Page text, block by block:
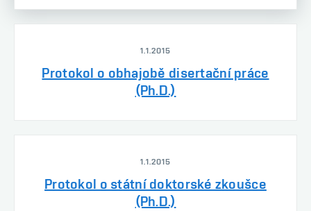
1.1.2015
Protokol o obhajobě disertační práce
(Ph.D.)
1.1.2015
Protokol o státní doktorské zkoušce
(Ph.D.)